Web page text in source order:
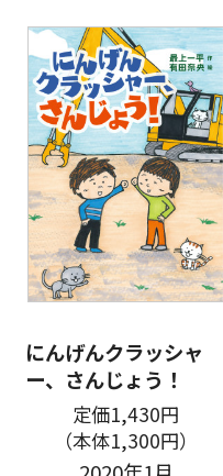
にんげんクラッシャ
ー、さんじょう！
定価1,430円
（本体1,300円）